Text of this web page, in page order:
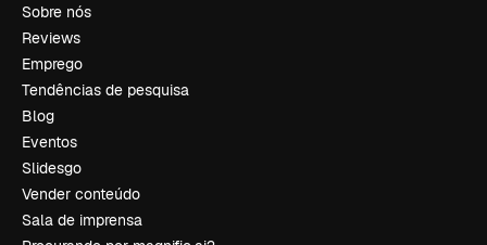
Sobre nós
Reviews
Emprego
Tendências de pesquisa
Blog
Eventos
Slidesgo
Vender conteúdo
Sala de imprensa